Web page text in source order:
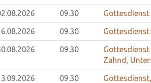
2026 09.30
2026 09.30 Gottesdienst
2026 09.30
Gottesdienst
Zahnd,
2026 09.30